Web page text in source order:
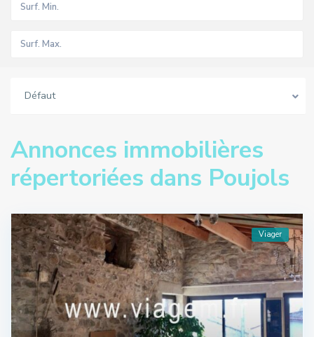
Défaut
Annonces immobilières
répertoriées dans Poujols
Viager